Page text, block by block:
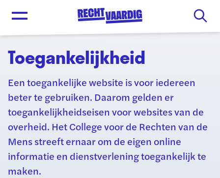
Open menu
Toegankelijkheid
Een toegankelijke website is voor iedereen
beter te gebruiken. Daarom gelden er
toegankelijkheidseisen voor websites van de
overheid. Het College voor de Rechten van de
Mens streeft ernaar om de eigen online
informatie en dienstverlening toegankelijk te
maken.